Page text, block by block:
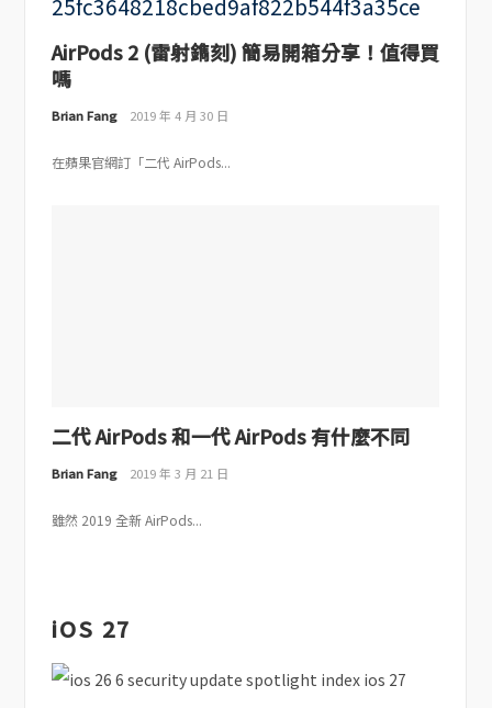
AirPods 2 (雷射鐫刻) 簡易開箱分享！值得買
嗎
Brian Fang 2019 年 4 月 30 日
在蘋果官網訂「二代 AirPods...
二代 AirPods 和一代 AirPods 有什麼不同
Brian Fang 2019 年 3 月 21 日
雖然 2019 全新 AirPods...
iOS 27